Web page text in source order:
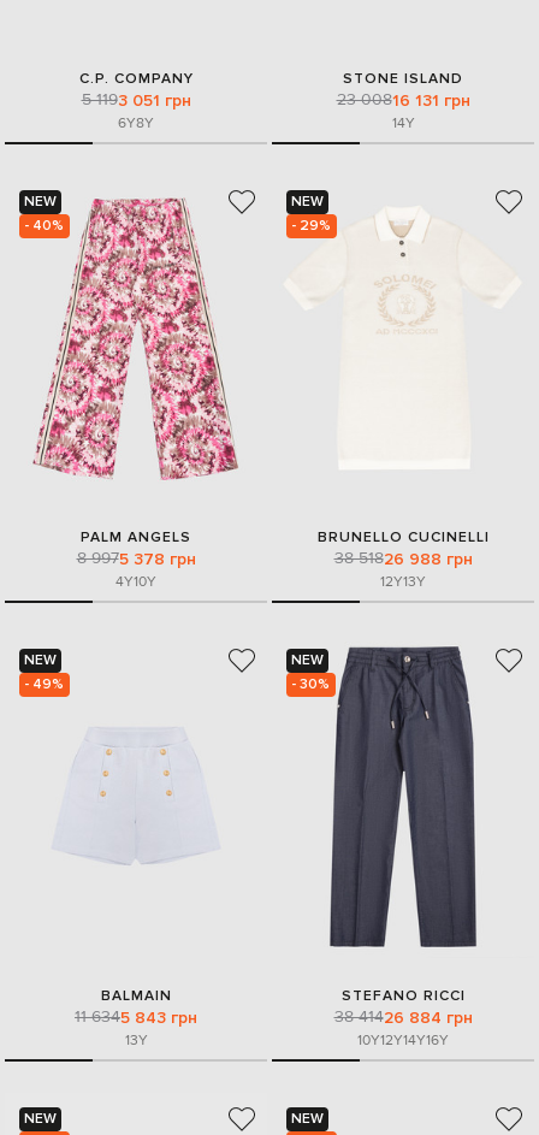
C.P. COMPANY
5 1193 051 грн
6Y8Y
STONE ISLAND
23 00816 131 грн
14Y
NEW
- 40%
PALM ANGELS
8 9975 378 грн
4Y10Y
NEW
- 29%
BRUNELLO CUCINELLI
38 51826 988 грн
12Y13Y
NEW
- 49%
BALMAIN
11 6345 843 грн
13Y
NEW
- 30%
STEFANO RICCI
38 41426 884 грн
10Y12Y14Y16Y
NEW
NEW